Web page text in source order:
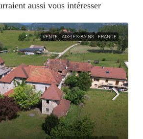
aussi vous intéresser
VENTE AIX-LES-BAINS FRANCE